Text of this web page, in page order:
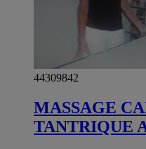
44309842
MASSAGE
TANTRIQUE